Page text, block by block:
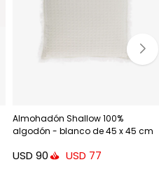
Almohadón Shallow 100%
algodón - blanco de 45 x 45 cm
USD 90 USD 77